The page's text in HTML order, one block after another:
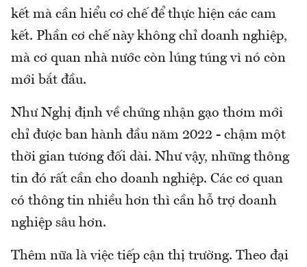
kết mà cần hiểu cơ chế để thực hiện các cam
kết. Phần cơ chế này không chỉ doanh nghiệp,
mà cơ quan nhà nước còn lúng túng vì nó còn
mới bắt đầu.
Như Nghị định về chứng nhận gạo thơm mới
chỉ được ban hành đầu năm 2022 - chậm một
thời gian tương đối dài. Như vậy, những thông
tin đó rất cần cho doanh nghiệp. Các cơ quan
có thông tin nhiều hơn thì cần hỗ trợ doanh
nghiệp sâu hơn.
Thêm nữa là việc tiếp cận thị trường. Theo đại